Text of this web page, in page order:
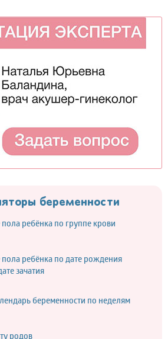
беременности
ребёнка по группе крови
ребёнка по дате рождения
зачатия
беременности по неделям